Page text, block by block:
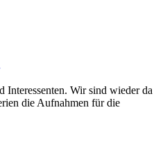
Wir sind wieder da
die Aufnahmen für die